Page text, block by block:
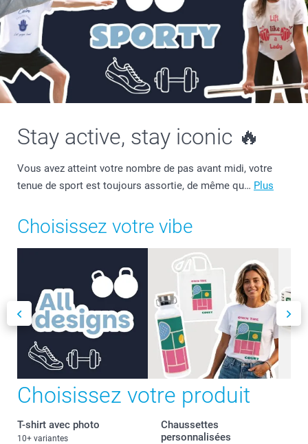
Stay active, stay iconic 🔥
Vous avez atteint votre nombre de pas avant midi, votre
tenue de sport est toujours assortie, de même qu… Plus
Choisissez votre vibe
Choisissez votre produit
T-shirt avec photo
10+ variantes
Chaussettes
personnalisées